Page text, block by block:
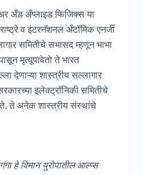
अँड अँप्लाइड फिजिक्स या
व इंटरनॅशनल अँटॉमिक एनर्जी
समितीचे सभासद म्हणून भाभा
मृत्यूपावेतो ते भारत
देणाऱ्या शास्त्रीय सल्लागार
इलेक्ट्रॉनिकी समितीचे
ते अनेक शास्त्रीय संस्थांचे
हे विमान युरोपातील आल्प्स